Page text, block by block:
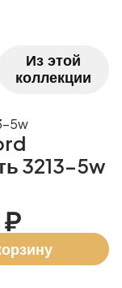
Из этой
коллекции
3213-5w
5w